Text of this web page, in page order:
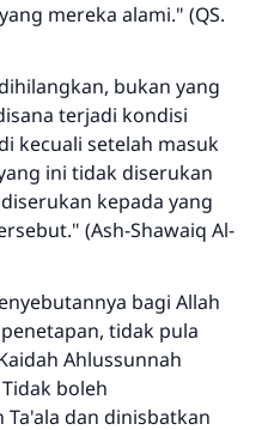
mereka alami." (QS.
bukan yang
terjadi kondisi
kecuali setelah masuk
ini tidak diserukan
kepada yang
(Ash-Shawaiq Al-
tidak pula
Ahlussunnah
boleh
dan dinisbatkan